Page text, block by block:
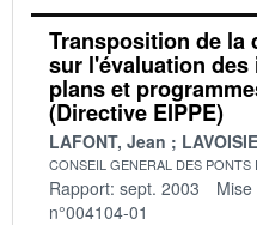
Transposition de la
sur l'évaluation
plans et
(Directive EIPPE)
LAFONT, Jean
CONSEIL GENERAL DES PONTS
Rapport: sept. 2003
n°004104-01